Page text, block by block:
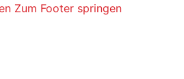
Zum Footer springen